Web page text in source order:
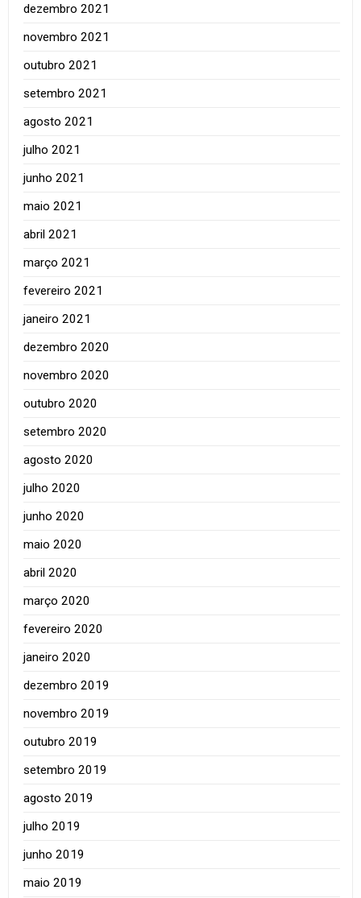
dezembro 2021
novembro 2021
outubro 2021
setembro 2021
agosto 2021
julho 2021
junho 2021
maio 2021
abril 2021
março 2021
fevereiro 2021
janeiro 2021
dezembro 2020
novembro 2020
outubro 2020
setembro 2020
agosto 2020
julho 2020
junho 2020
maio 2020
abril 2020
março 2020
fevereiro 2020
janeiro 2020
dezembro 2019
novembro 2019
outubro 2019
setembro 2019
agosto 2019
julho 2019
junho 2019
maio 2019